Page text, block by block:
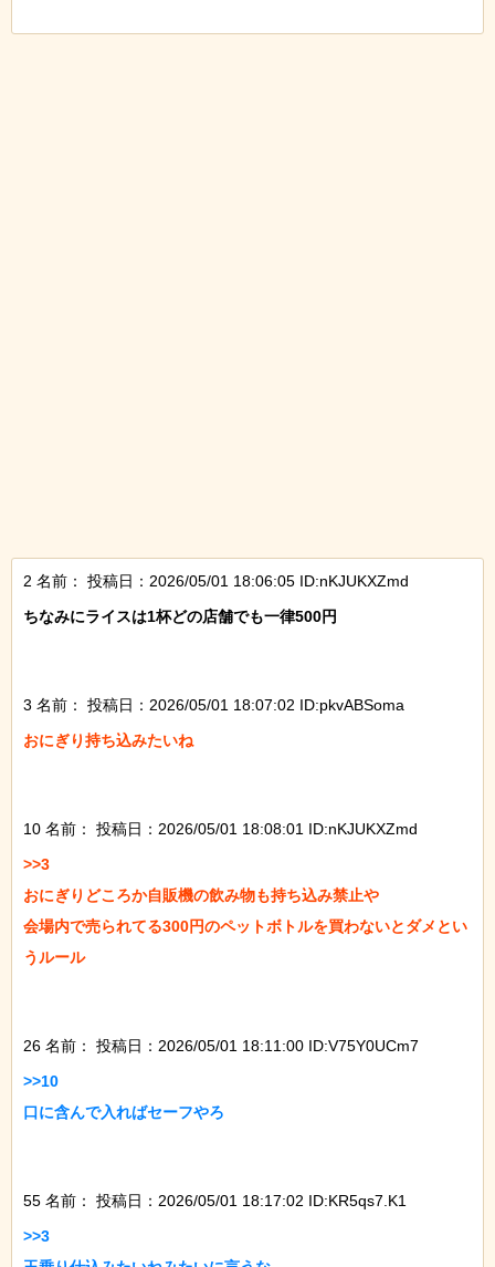
2 名前：
投稿日：2026/05/01 18:06:05 ID:nKJUKXZmd
ちなみにライスは1杯どの店舗でも一律500円
3 名前：
投稿日：2026/05/01 18:07:02 ID:pkvABSoma
おにぎり持ち込みたいね
10 名前：
投稿日：2026/05/01 18:08:01 ID:nKJUKXZmd
>>3
おにぎりどころか自販機の飲み物も持ち込み禁止や
会場内で売られてる300円のペットボトルを買わないとダメとい
うルール
26 名前：
投稿日：2026/05/01 18:11:00 ID:V75Y0UCm7
>>10
口に含んで入ればセーフやろ
55 名前：
投稿日：2026/05/01 18:17:02 ID:KR5qs7.K1
>>3